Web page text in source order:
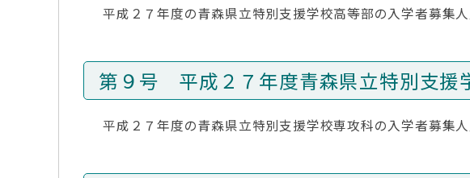
平成２７年度の青森県立特別支援学校高等部の入学者募集人
第９号 平成２７年度青森県立特別支援
平成２７年度の青森県立特別支援学校専攻科の入学者募集人